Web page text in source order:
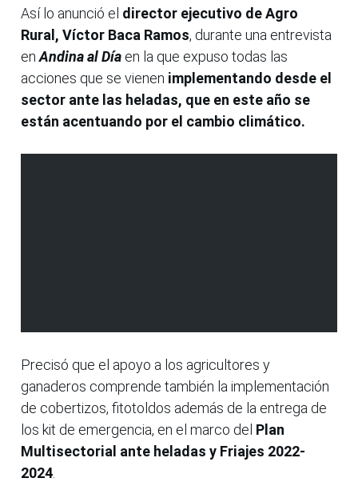
Así lo anunció el director ejecutivo de Agro
Rural, Víctor Baca Ramos, durante una entrevista
enAndina al Día en la que expuso todas las
acciones que se vienen implementando desde el
sector ante las heladas, que en este año se
están acentuando por el cambio climático.
Precisó que el apoyo a los agricultores y
ganaderos comprende también la implementación
de cobertizos, fitotoldos además de la entrega de
los kit de emergencia, en el marco del Plan
Multisectorial ante heladas y Friajes 2022-
2024